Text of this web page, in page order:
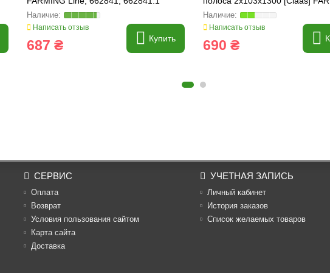
Написать отзыв
687 ₴ Купить
Line, 662857
Написать отзыв
690 ₴
СЕРВИС
Оплата
Возврат
Условия пользования сайтом
Карта сайта
Доставка
УЧЕТНАЯ ЗАПИСЬ
Личный кабинет
История заказов
Список желаемых товаров